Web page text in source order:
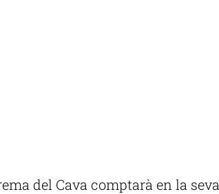
del Cava comptarà en la seva